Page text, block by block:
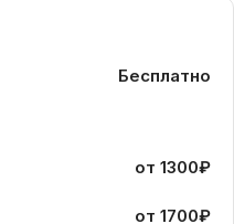
Бесплатно
от 1300₽
от 1700₽